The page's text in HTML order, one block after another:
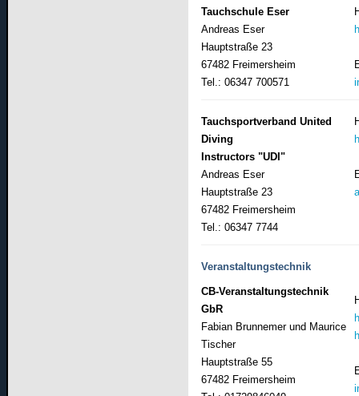
Tauchschule Eser
Andreas Eser
Hauptstraße 23
67482 Freimersheim
Tel.: 06347 700571
Tauchsportverband United
Diving
Instructors "UDI"
Andreas Eser
Hauptstraße 23
67482 Freimersheim
Tel.: 06347 7744
Veranstaltungstechnik
CB-Veranstaltungstechnik
GbR
Fabian Brunnemer und Maurice
Tischer
Hauptstraße 55
67482 Freimersheim